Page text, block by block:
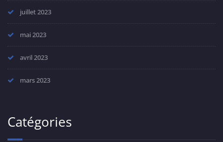
juillet 2023
mai 2023
avril 2023
mars 2023
Catégories